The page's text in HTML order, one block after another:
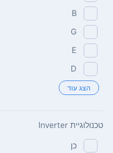
B
G
E
D
הצג עוד
טכנולוגיית Inverter
כן